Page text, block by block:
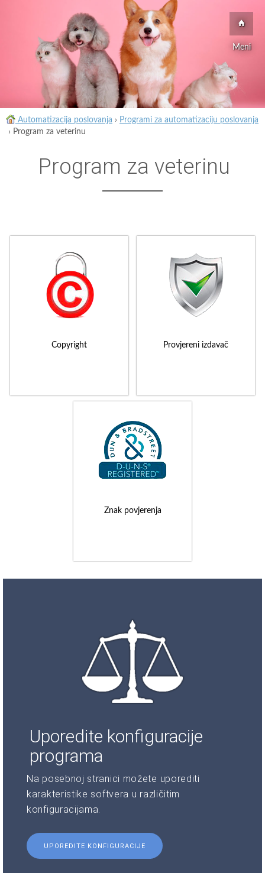
Meni
Automatizacija poslovanja › Programi za automatizaciju poslovanja
› Program za veterinu
Program za veterinu
Copyright Provjereni izdavač
Znak povjerenja
Uporedite konfiguracije
programa
Na posebnoj stranici možete uporediti
karakteristike softvera u različitim
konfiguracijama.
UPOREDITE KONFIGURACIJE